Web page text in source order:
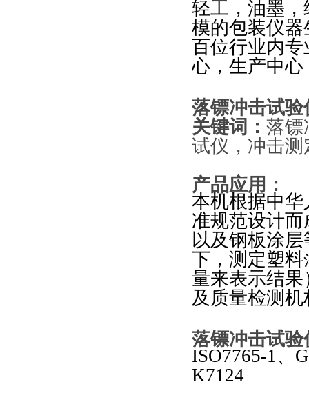
轻工，油墨
模的包装仪器
百位行业内
心，生产中
落镖冲击试
关键词： 落镖
试仪，冲击测
产品应用：
本机根据中
准规范设计
以及钢板涂
下，测定塑
量来表示结
及质量检测
落镖冲击试
ISO7765-1、
K7124